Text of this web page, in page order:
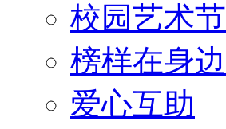
校园艺术节
榜样在身边
爱心互助